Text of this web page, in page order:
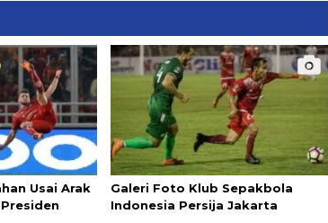
Usai Arak
Galeri Foto Klub Sepakbola
Indonesia Persija Jakarta